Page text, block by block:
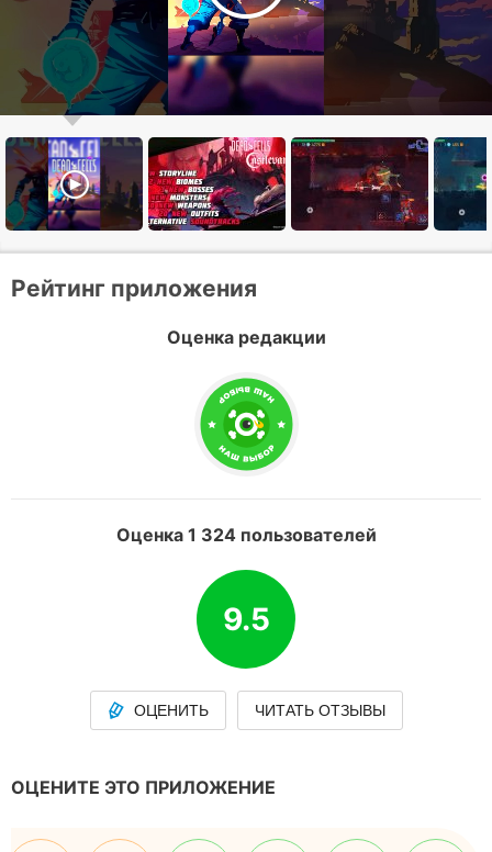
Рейтинг приложения
Оценка редакции
Оценка 1 324 пользователей
9.5
ОЦЕНИТЬ ЧИТАТЬ ОТЗЫВЫ
ОЦЕНИТЕ ЭТО ПРИЛОЖЕНИЕ